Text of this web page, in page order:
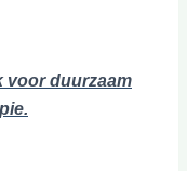
voor duurzaam